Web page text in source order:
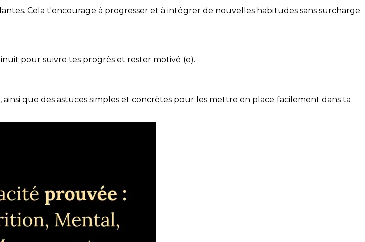
Cela t'encourage à progresser et à intégrer de nouvelles habitudes sans surcharge
pour suivre tes progrès et rester motivé (e).
que des astuces simples et concrètes pour les mettre en place facilement dans ta